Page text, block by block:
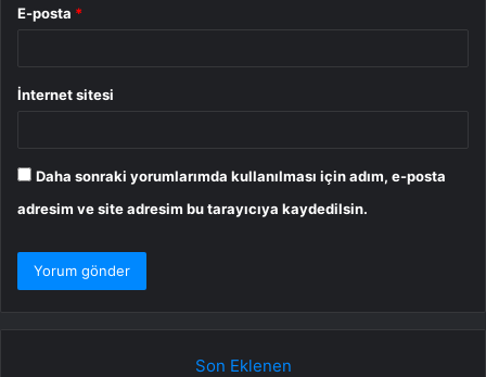
E-posta *
İnternet sitesi
Daha sonraki yorumlarımda kullanılması için adım, e-posta
adresim ve site adresim bu tarayıcıya kaydedilsin.
Son Eklenen